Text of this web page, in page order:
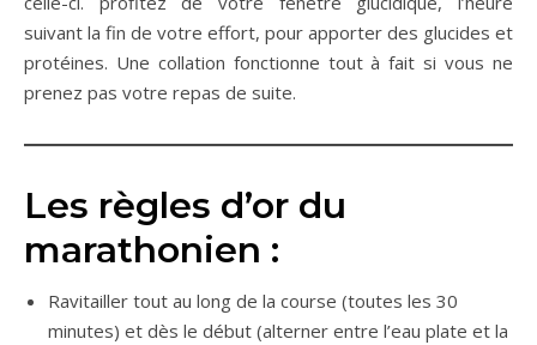
suivant la fin de votre effort, pour apporter des glucides et
protéines. Une collation fonctionne tout à fait si vous ne
prenez pas votre repas de suite.
Les règles d’or du
marathonien :
Ravitailler tout au long de la course (toutes les 30
minutes) et dès le début (alterner entre l’eau plate et la